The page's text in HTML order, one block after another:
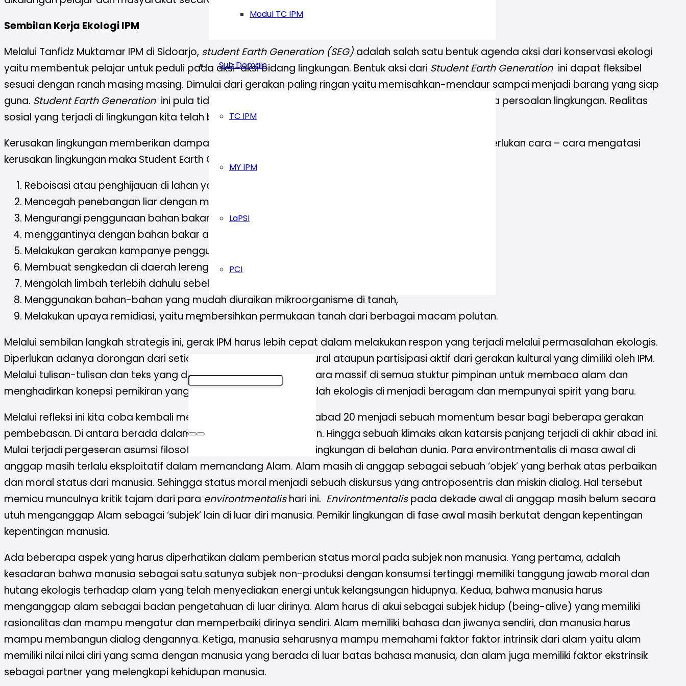
Modul TC IPM
Sub Domain
TC IPM
MY IPM
LaPSI
PCI
Sembilan Kerja Ekologi IPM
Melalui Tanfidz Muktamar IPM di Sidoarjo, student Earth Generation (SEG) adalah salah satu bentuk agenda aksi dari konservasi ekologi
yaitu membentuk pelajar untuk peduli pada aksi-aksi bidang lingkungan. Bentuk aksi dari Student Earth Generationini dapat fleksibel
sesuai dengan ranah masing masing. Dimulai dari gerakan paling ringan yaitu memisahkan-mendaur sampai menjadi barang yang siap
guna. Student Earth Generationini pula tidak hanya berhenti pada tahapan sampah saja namun pada persoalan lingkungan. Realitas
sosial yang terjadi di lingkungan kita telah banyak mengalami kerusakan.
Kerusakan lingkungan memberikan dampak negatif terhadap kehidupan manusia. Oleh karena itu, diperlukan cara – cara mengatasi
kerusakan lingkungan maka Student Earth Generation ini bergerak dalam beberapa lini diantaranya :
Reboisasi atau penghijauan di lahan yang telah rusak,
Mencegah penebangan liar dengan melakukan aksi Campaign,
Mengurangi penggunaan bahan bakar fosil,
menggantinya dengan bahan bakar alternatif,
Melakukan gerakan kampanye penggunaan kantong kresek yang dapat di daur ulang,
Membuat sengkedan di daerah lereng pegunungan yang digunakan sebagai lahan pertanian,
Mengolah limbah terlebih dahulu sebelum dibuang ke lingkungan,
Menggunakan bahan-bahan yang mudah diuraikan mikroorganisme di tanah,
Melakukan upaya remidiasi, yaitu membersihkan permukaan tanah dari berbagai macam polutan.
Melalui sembilan langkah strategis ini, gerak IPM harus lebih cepat dalam melakukan respon yang terjadi melalui permasalahan ekologis.
Diperlukan adanya dorongan dari setiap pimpinan secara struktural ataupun partisipasi aktif dari gerakan kultural yang dimiliki oleh IPM.
Melalui tulisan-tulisan dan teks yang di kembangkan oleh IPM secara massif di semua stuktur pimpinan untuk membaca alam dan
menghadirkan konepsi pemikiran yang lebih radikal sehingga kaidah ekologis di menjadi beragam dan mempunyai spirit yang baru.
Melalui refleksi ini kita coba kembali melintas lorong waktu pada abad 20 menjadi sebuah momentum besar bagi beberapa gerakan
pembebasan. Di antara berada dalam ranah diskursus lingkungan. Hingga sebuah klimaks akan katarsis panjang terjadi di akhir abad ini.
Mulai terjadi pergeseran asumsi filosofis pada gerakan gerakan lingkungan di belahan dunia. Para environtmentalis di masa awal di
anggap masih terlalu eksploitatif dalam memandang Alam. Alam masih di anggap sebagai sebuah ‘objek’ yang berhak atas perbaikan
dan moral status dari manusia. Sehingga status moral menjadi sebuah diskursus yang antroposentris dan miskin dialog. Hal tersebut
memicu munculnya kritik tajam dari para environtmentalishari ini. Environtmentalispada dekade awal di anggap masih belum secara
utuh menganggap Alam sebagai ‘subjek’ lain di luar diri manusia. Pemikir lingkungan di fase awal masih berkutat dengan kepentingan
kepentingan manusia.
Ada beberapa aspek yang harus diperhatikan dalam pemberian status moral pada subjek non manusia. Yang pertama, adalah
kesadaran bahwa manusia sebagai satu satunya subjek non-produksi dengan konsumsi tertinggi memiliki tanggung jawab moral dan
hutang ekologis terhadap alam yang telah menyediakan energi untuk kelangsungan hidupnya. Kedua, bahwa manusia harus
menganggap alam sebagai badan pengetahuan di luar dirinya. Alam harus di akui sebagai subjek hidup (being-alive) yang memiliki
rasionalitas dan mampu mengatur dan memperbaiki dirinya sendiri. Alam memiliki bahasa dan jiwanya sendiri, dan manusia harus
mampu membangun dialog dengannya. Ketiga, manusia seharusnya mampu memahami faktor faktor intrinsik dari alam yaitu alam
memiliki nilai nilai diri yang sama dengan manusia yang berada di luar batas bahasa manusia, dan alam juga memiliki faktor ekstrinsik
sebagai partner yang melengkapi kehidupan manusia.